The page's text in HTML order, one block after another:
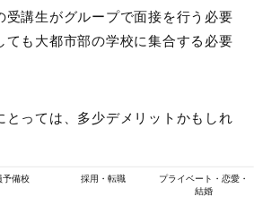
受講生がグループで面接を行う必要
ても大都市部の学校に集合する必要
とっては、多少デメリットかもしれ
受けられない予備校もありますし、
予備校 採用・転職
プライベート・恋愛・
結婚